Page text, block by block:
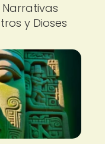
Narrativas
y Dioses